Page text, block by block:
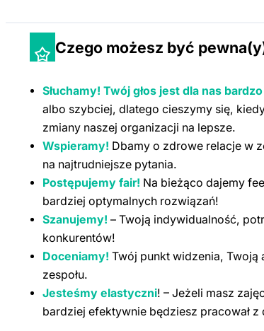
Czego możesz być
Słuchamy! Twój głos jest dla nas
albo szybciej, dlatego cieszymy się,
zmiany naszej organizacji na lepsze.
Wspieramy! Dbamy o zdrowe relacje w
na najtrudniejsze pytania.
Postępujemy fair! Na bieżąco dajemy
bardziej optymalnych rozwiązań!
Szanujemy! – Twoją indywidualność,
konkurentów!
Doceniamy! Twój punkt widzenia, Twoją
zespołu.
Jesteśmy elastyczni! – Jeżeli masz
bardziej efektywnie będziesz pracował